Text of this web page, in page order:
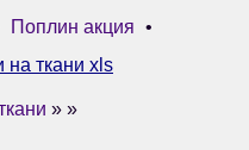
Поплин акция •
на ткани xls
» »